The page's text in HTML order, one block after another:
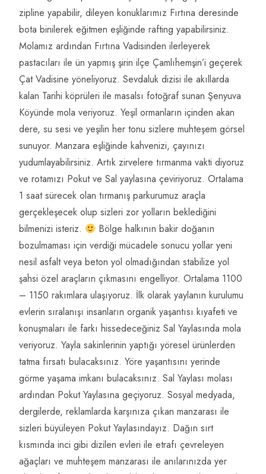
zipline yapabilir, dileyen konuklarımız Fırtına deresinde
bota binilerek eğitmen eşliğinde rafting yapabilirsiniz.
Molamız ardından Fırtına Vadisinden ilerleyerek
pastacıları ile ün yapmış şirin ilçe Çamlıhemşin’i geçerek
Çat Vadisine yöneliyoruz. Sevdaluk dizisi ile akıllarda
kalan Tarihi köprüleri ile masalsı fotoğraf sunan Şenyuva
Köyünde mola veriyoruz. Yeşil ormanların içinden akan
dere, su sesi ve yeşilin her tonu sizlere muhteşem görsel
sunuyor. Manzara eşliğinde kahvenizi, çayınızı
yudumlayabilirsiniz. Artık zirvelere tırmanma vakti diyoruz
ve rotamızı Pokut ve Sal yaylasına çeviriyoruz. Ortalama
1 saat sürecek olan tırmanış parkurumuz araçla
gerçekleşecek olup sizleri zor yolların beklediğini
bilmenizi isteriz.
Bölge halkının bakir doğanın
bozulmaması için verdiği mücadele sonucu yollar yeni
nesil asfalt veya beton yol olmadığından stabilize yol
şahsi özel araçların çıkmasını engelliyor. Ortalama 1100
– 1150 rakımlara ulaşıyoruz. İlk olarak yaylanın kurulumu
evlerin sıralanışı insanların organik yaşantısı kıyafeti ve
konuşmaları ile farkı hissedeceğiniz Sal Yaylasında mola
veriyoruz. Yayla sakinlerinin yaptığı yöresel ürünlerden
tatma fırsatı bulacaksınız. Yöre yaşantısını yerinde
görme yaşama imkanı bulacaksınız. Sal Yaylası molası
ardından Pokut Yaylasına geçiyoruz. Sosyal medyada,
dergilerde, reklamlarda karşınıza çıkan manzarası ile
sizleri büyüleyen Pokut Yaylasındayız. Dağın sırt
kısmında inci gibi dizilen evleri ile etrafı çevreleyen
ağaçları ve muhteşem manzarası ile anılarınızda yer